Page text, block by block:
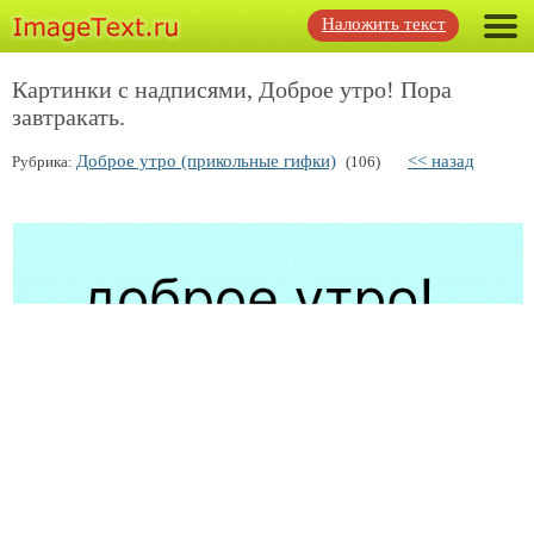
Наложить текст
Картинки с надписями, Доброе утро! Пора
завтракать.
Рубрика: Доброе утро (прикольные гифки) (106) << назад